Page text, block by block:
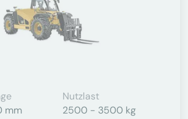
mm
Nutzlast
2500 - 3500 kg